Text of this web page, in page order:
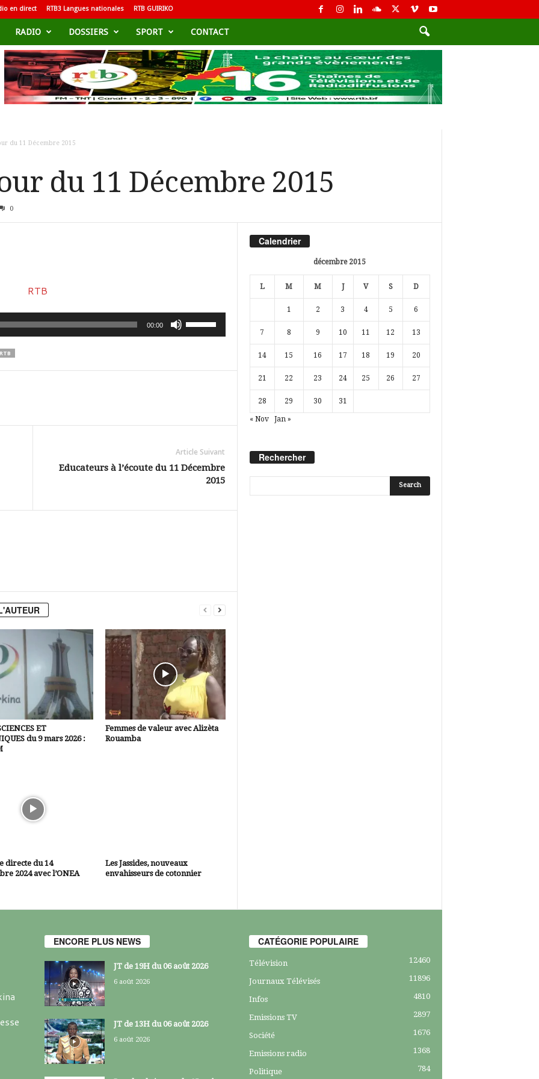
en direct RTB3 Langues nationales RTB GUIRIKO
RADIO DOSSIERS SPORT CONTACT
du 11 Décembre 2015
du 11 Décembre 2015
0
00:00
Utilisez
les
ou
diminuer
le
volume.
RTB
Article Suivant
Educateurs à l’écoute du 11 Décembre
2015
ET
du 9 mars 2026 :
Femmes de valeur avec Alizèta
Rouamba
directe du 14
2024 avec l’ONEA
Les Jassides, nouveaux
envahisseurs de cotonnier
Calendrier
décembre 2015
L M M J V S D
1 2 3 4 5 6
7 8 9 10 11 12 13
14 15 16 17 18 19 20
21 22 23 24 25 26 27
28 29 30 31
« Nov Jan »
Rechercher
ENCORE PLUS NEWS
JT de 19H du 06 août 2026
6 août 2026
JT de 13H du 06 août 2026
6 août 2026
CATÉGORIE POPULAIRE
Télévision 12460
Journaux Télévisés 11896
Infos 4810
Emissions TV 2897
Société 1676
Emissions radio 1368
Politique 784